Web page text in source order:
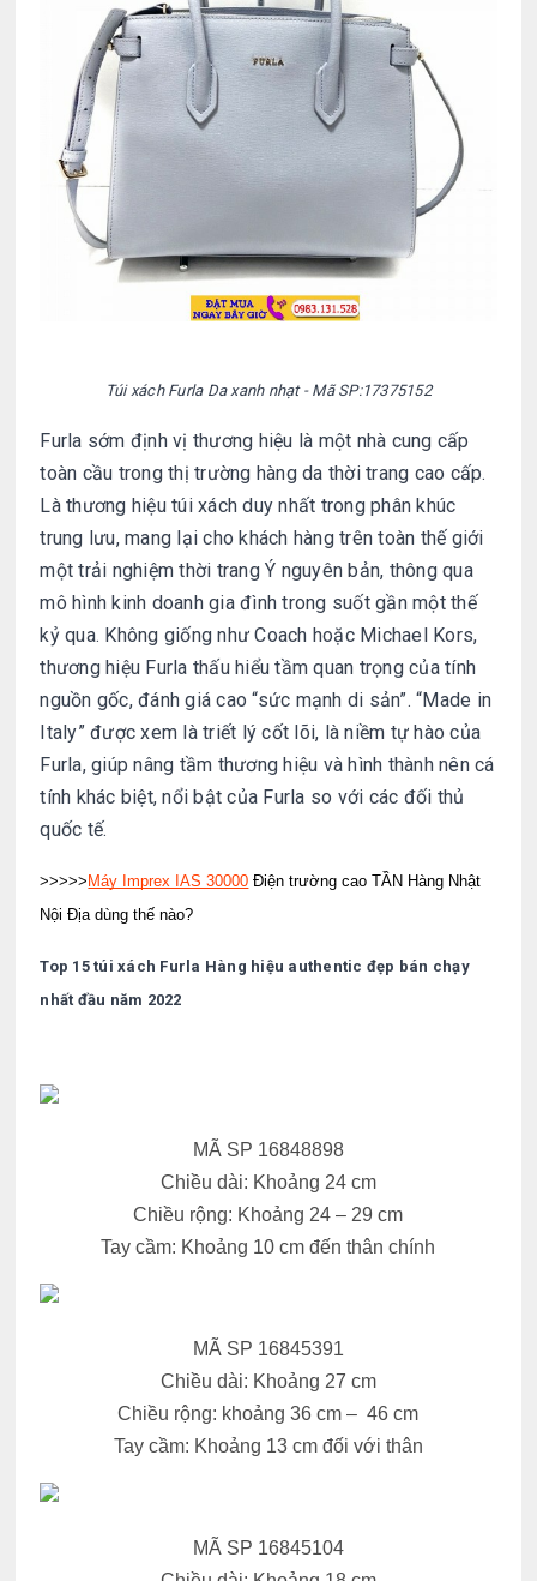
Túi xách Furla Da xanh nhạt- Mã SP:17375152
Furla sớm định vị thương hiệu là một nhà cung cấp
toàn cầu trong thị trường hàng da thời trang cao cấp.
Là thương hiệu túi xách duy nhất trong phân khúc
trung lưu, mang lại cho khách hàng trên toàn thế giới
một trải nghiệm thời trang Ý nguyên bản, thông qua
mô hình kinh doanh gia đình trong suốt gần một thế
kỷ qua. Không giống như Coach hoặc Michael Kors,
thương hiệu Furla thấu hiểu tầm quan trọng của tính
nguồn gốc, đánh giá cao “sức mạnh di sản”. “Made in
Italy” được xem là triết lý cốt lõi, là niềm tự hào của
Furla, giúp nâng tầm thương hiệu và hình thành nên cá
tính khác biệt, nổi bật của Furla so với các đối thủ
quốc tế.
>>>>> Máy Imprex IAS 30000 Điện trường cao TẦN Hàng Nhật
Nội Địa dùng thế nào?
Top 15 túi xách Furla Hàng hiệu authentic đẹp bán chạy
nhất đầu năm 2022
MÃ SP 16848898
Chiều dài: Khoảng 24 cm
Chiều rộng: Khoảng 24 – 29 cm
Tay cầm: Khoảng 10 cm đến thân chính
MÃ SP 16845391
Chiều dài: Khoảng 27 cm
Chiều rộng: khoảng 36 cm – 46 cm
Tay cầm: Khoảng 13 cm đối với thân
MÃ SP 16845104